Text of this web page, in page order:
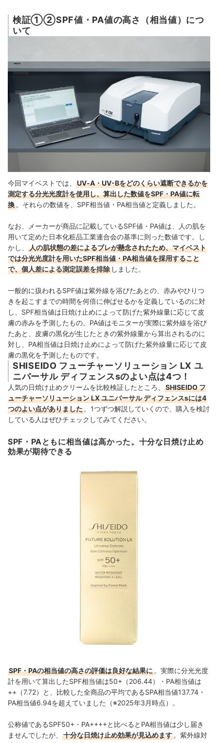
検証①②SPF値・PA値の高さ（相当値）につ
いて
今回マイベストでは、
UV‐A・UV-Bをどのくらい遮断できるかを
測定する分光光度計を使用し、算出した数値をSPF・PA値に転
換 。それらの数値を、SPF相当値・PA相当値と定義しました。
なお、メーカーが商品に記載しているSPF値・PA値は、人の肌を
用いて定めた日本化粧品工業連合会の基準に則った数値です。し
かし、
人の肌状態の差によるブレが懸念されたため、マイベスト
では分光光度計を用いたSPF相当値・PA相当値を採用すること
で、個人差による測定誤差を排除 しました。
一般的に扱われるSPF値は紫外線を浴びたあとの、赤みやひりつ
きを起こすまでの時間を何倍に伸ばせるかを定義しているのに対
し、SPF相当値は日焼け止めによって防げた紫外線量に応じて皮
膚の赤みを予測したもの。PA値はモニターが実際に紫外線を浴び
たあと、皮膚の黒化が生じたときの紫外線量から算出されるのに
対し、PA相当値は日焼け止めによって防げた紫外線量に応じて皮
膚の黒化を予測したものです。
SHISEIDO フューチャーソリューション LX ユ
ニバーサル ディフェンスsのよい点は4つ！
人気の日焼け止めクリームを比較検証したところ、
SHISEIDO フ
ューチャーソリューション LX ユニバーサル ディフェンスsには4
つのよい点がありました 。1つずつ解説していくので、購入を検討
している人はぜひチェックしてみてください。
SPF・PAともに相当値は高かった。十分な日焼け止め
効果が期待できる
SPF・PAの相当値の高さの評価は良好な結果に 。実際に分光光度
計を用いて算出したSPF相当値は50+（206.44）・PA相当値は
++（7.72）と、比較した全商品の平均であるSPA相当値137.74・
PA相当値6.94を超えていました（※2025年3月時点）。
公称値であるSPF50+・PA++++と比べるとPA相当値は少し届き
ませんでしたが、
十分な日焼け止め効果が見込めます 。紫外線対